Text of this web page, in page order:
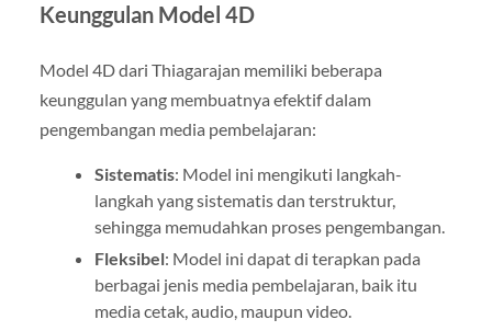
Keunggulan Model 4D
Model 4D dari Thiagarajan memiliki beberapa
keunggulan yang membuatnya efektif dalam
pengembangan media pembelajaran:
Sistematis: Model ini mengikuti langkah-
langkah yang sistematis dan terstruktur,
sehingga memudahkan proses pengembangan.
Fleksibel: Model ini dapat di terapkan pada
berbagai jenis media pembelajaran, baik itu
media cetak, audio, maupun video.